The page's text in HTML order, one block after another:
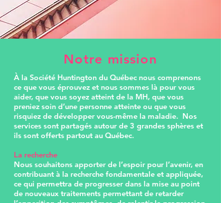
Notre mission
À la Société Huntington du Québec nous comprenons
ce que vous éprouvez et nous sommes là pour vous
aider, que vous soyez atteint de la MH, que vous
preniez soin d’une personne atteinte ou que vous
risquiez de développer vous-même la maladie. Nos
services sont partagés autour de 3 grandes sphères et
ils sont offerts partout au Québec.
La recherche
Nous souhaitons apporter de l’espoir pour l’avenir, en
contribuant à la recherche fondamentale et appliquée,
ce qui permettra de progresser dans la mise au point
de nouveaux traitements permettant de retarder